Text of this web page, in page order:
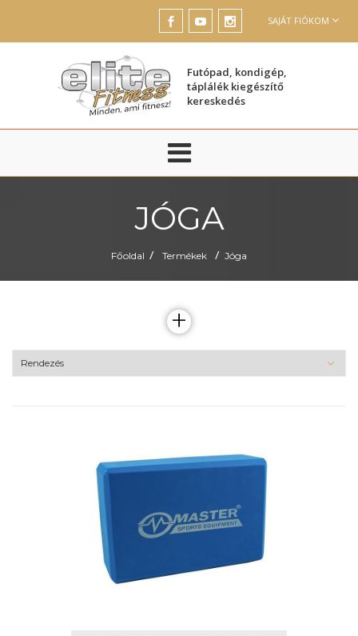
SAJÁT FIÓKOM
Futópad, kondigép,
táplálék kiegészítő
kereskedés
JÓGA
Főoldal / Termékek / Jóga
+